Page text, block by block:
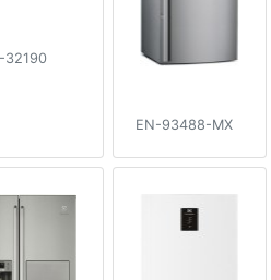
32190
EN-93488-MX